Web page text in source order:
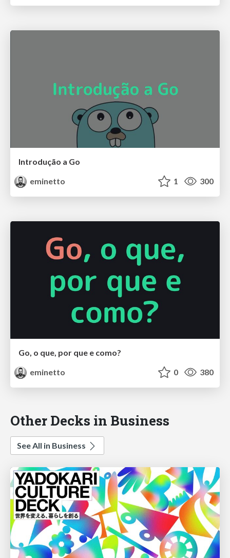
Introdução a Go
eminetto
1 300
Go, o que, por que e como?
eminetto
0 380
Other Decks in Business
See All in Business